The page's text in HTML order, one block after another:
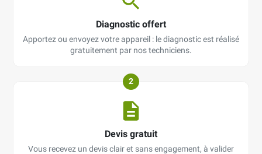
Diagnostic offert
Apportez ou envoyez votre appareil : le diagnostic est réalisé
gratuitement par nos techniciens.
2
Devis gratuit
Vous recevez un devis clair et sans engagement, à valider